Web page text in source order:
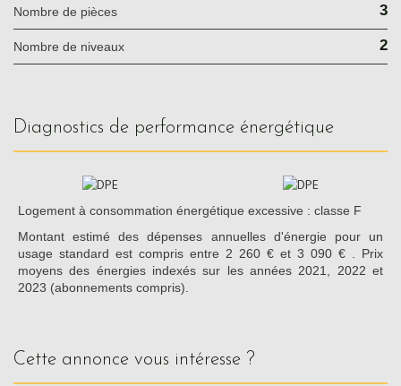
Nombre de pièces 3
Nombre de niveaux 2
diagnostics de performance énergétique
Logement à consommation énergétique excessive : classe F
Montant estimé des dépenses annuelles d'énergie pour un
usage standard est compris entre 2 260 € et 3 090 € . Prix
moyens des énergies indexés sur les années 2021, 2022 et
2023 (abonnements compris).
cette annonce vous intéresse ?